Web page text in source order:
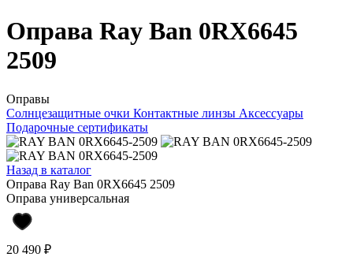
Оправа Ray Ban 0RX6645
2509
Оправы
Солнцезащитные очки Контактные линзы Аксессуары
Подарочные сертификаты
Назад в каталог
Оправа Ray Ban 0RX6645 2509
Оправа универсальная
20 490 ₽